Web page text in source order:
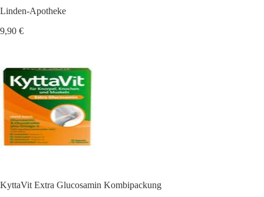
Linden-Apotheke
9,90 €
KyttaVit Extra Glucosamin Kombipackung